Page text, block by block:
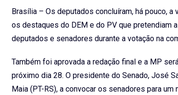
Brasília – Os deputados concluíram, há pouco,
os destaques do DEM e do PV que pretendiam
deputados e senadores durante a votação na
Também foi aprovada a redação final e a MP
próximo dia 28. O presidente do Senado, José
Maia (PT-RS), a convocar os senadores para